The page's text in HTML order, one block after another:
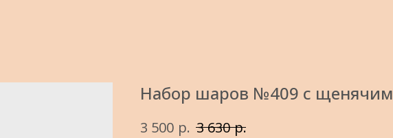
Набор шаров №409 с щенячим
3 500 р. 3 630 р.